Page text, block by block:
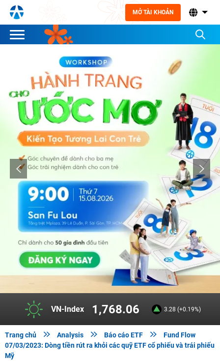
MỞ TÀI KHOẢN
VN-Index 1,768.06 3.28 (+0.19%)
Trang chủ  Analysis  Báo cáo ETF 
Fund Flow
07/03/2023: Dòng tiền rút ra khỏi các quỹ ETF cổ phiếu và trái phiếu
Mỹ